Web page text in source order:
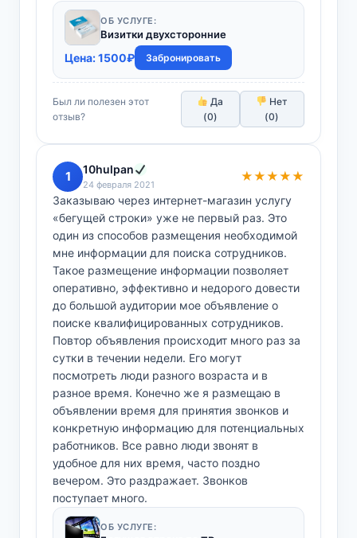
ОБ УСЛУГЕ:
Визитки двухсторонние
Цена:1500₽ Забронировать
Был ли полезен этот
отзыв?
Да
(0)
Нет
(0)
1 10hulpan
24 февраля 2021
★★★★★
Заказываю через интернет-магазин услугу
«бегущей строки» уже не первый раз. Это
один из способов размещения необходимой
мне информации для поиска сотрудников.
Такое размещение информации позволяет
оперативно, эффективно и недорого довести
до большой аудитории мое объявление о
поиске квалифицированных сотрудников.
Повтор объявления происходит много раз за
сутки в течении недели. Его могут
посмотреть люди разного возраста и в
разное время. Конечно же я размещаю в
объявлении время для принятия звонков и
конкретную информацию для потенциальных
работников. Все равно люди звонят в
удобное для них время, часто поздно
вечером. Это раздражает. Звонков
поступает много.
ОБ УСЛУГЕ: